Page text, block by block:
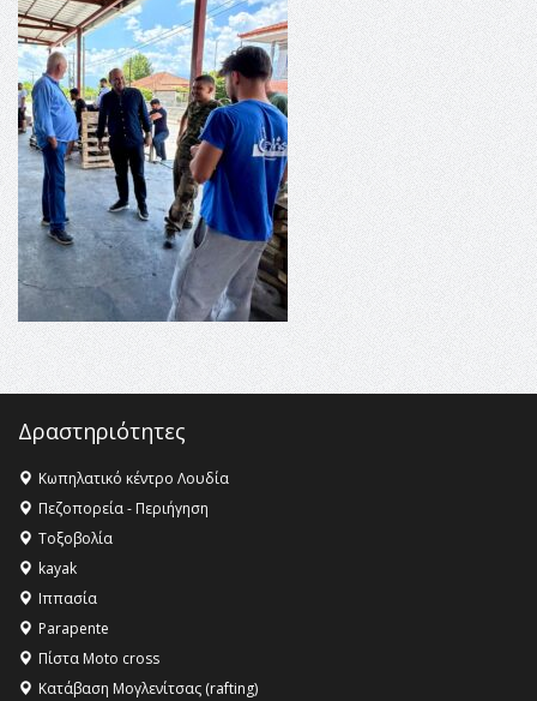
16:35 -Το πρόγραμμα του ΠΑΟΚ στον δεύτερο γύρο του
Champions League!
16:27 -Όλυμπος: Εντάχθηκε στον Κατάλογο Παγκόσμιας
Κληρονομιάς της UNESCO – Ομόφωνη η απόφαση Ο
Όλυμπος αναγνωρίστηκε ως φυσικό και πολιτιστικό
αγαθό εξέχουσας οικουμενικής αξίας για την
ανθρωπότητα
16:18 - ΕΝΟΡΙΑΚΕΣ ΚΑΛΟΚΑΙΡΙΝΕΣ ΔΡΑΣΕΙΣ ΓΙΑ ΠΑΙΔΙΑ
ΣΤΗΝ ΕΔΕΣΣΑ
Δραστηριότητες
Κωπηλατικό κέντρο Λουδία
Πεζοπορεία - Περιήγηση
Τοξοβολία
kayak
Ιππασία
Parapente
Πίστα Moto cross
Κατάβαση Μογλενίτσας (rafting)